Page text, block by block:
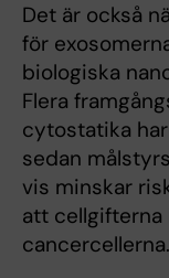
Det är också
för
biologiska
Flera
cytostatika
sedan
vis minskar
att cellgifterna
cancercellerna.